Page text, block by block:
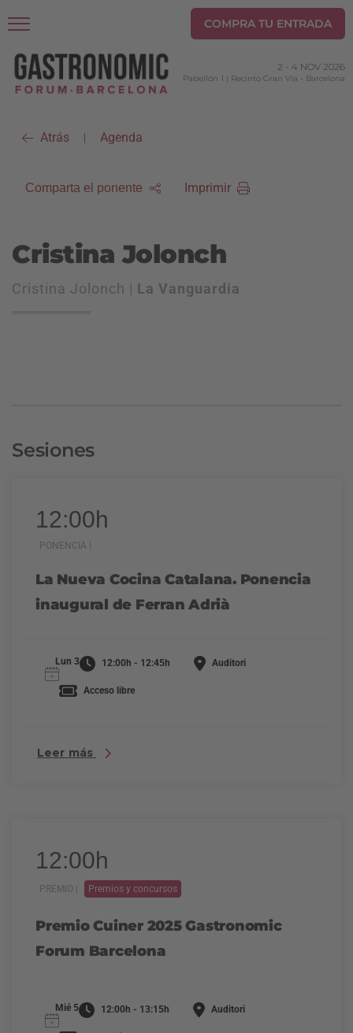
COMPRA TU ENTRADA
2 - 4 NOV 2026
Pabellón 1 | Recinto Gran Via - Barcelona
Atrás | Agenda
Comparta el ponente Imprimir
Cristina Jolonch
Cristina Jolonch | La Vanguardia
Sesiones
12:00h
PONENCIA |
La Nueva Cocina Catalana. Ponencia
inaugural de Ferran Adrià
Lun 3 12:00h - 12:45h Auditori
Acceso libre
Leer más
12:00h
PREMIO | Premios y concursos
Premio Cuiner 2025 Gastronomic
Forum Barcelona
Mié 5 12:00h - 13:15h Auditori